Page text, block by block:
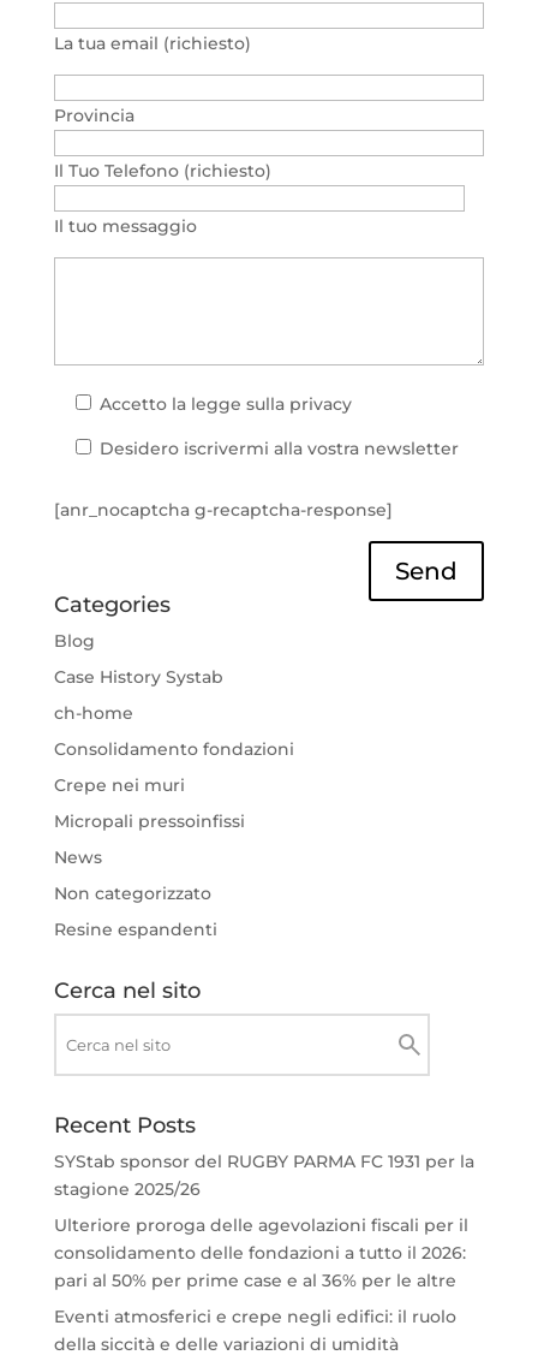
La tua email (richiesto)
Provincia
Il Tuo Telefono (richiesto)
Il tuo messaggio
Accetto la legge sulla privacy
Desidero iscrivermi alla vostra newsletter
[anr_nocaptcha g-recaptcha-response]
Send
Categories
Blog
Case History Systab
ch-home
Consolidamento fondazioni
Crepe nei muri
Micropali pressoinfissi
News
Non categorizzato
Resine espandenti
Cerca nel sito
Recent Posts
SYStab sponsor del RUGBY PARMA FC 1931 per la
stagione 2025/26
Ulteriore proroga delle agevolazioni fiscali per il
consolidamento delle fondazioni a tutto il 2026:
pari al 50% per prime case e al 36% per le altre
Eventi atmosferici e crepe negli edifici: il ruolo
della siccità e delle variazioni di umidità